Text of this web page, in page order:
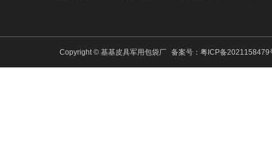
Copyright © 基基皮具军用包袋厂 备案号： 粤ICP备2021158479